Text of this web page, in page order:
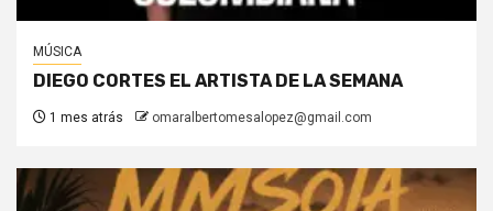
MÚSICA
DIEGO CORTES EL ARTISTA DE LA SEMANA
1 mes atrás omaralbertomesalopez@gmail.com